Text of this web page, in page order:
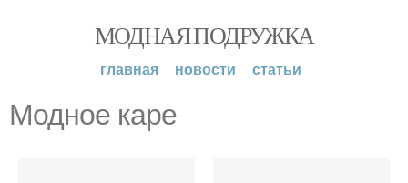
МОДНАЯ ПОДРУЖКА
главная новости статьи
Модное каре